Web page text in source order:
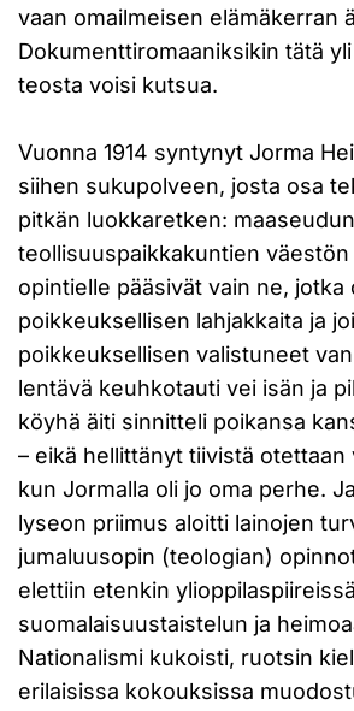
vaan omailmeisen elämäkerran
Dokumenttiromaaniksikin tätä
teosta voisi kutsua.
Vuonna 1914 syntynyt Jorma
siihen sukupolveen, josta osa
pitkän luokkaretken:
teollisuuspaikkakuntien väestön
opintielle pääsivät vain ne, jotka
poikkeuksellisen lahjakkaita ja
poikkeuksellisen valistuneet
lentävä keuhkotauti vei isän ja
köyhä äiti sinnitteli poikansa
– eikä hellittänyt tiivistä otettaan
kun Jormalla oli jo oma perhe.
lyseon priimus aloitti lainojen
jumaluusopin (teologian)
elettiin etenkin ylioppilaspiireissä
suomalaisuustaistelun ja
Nationalismi kukoisti, ruotsin
erilaisissa kokouksissa